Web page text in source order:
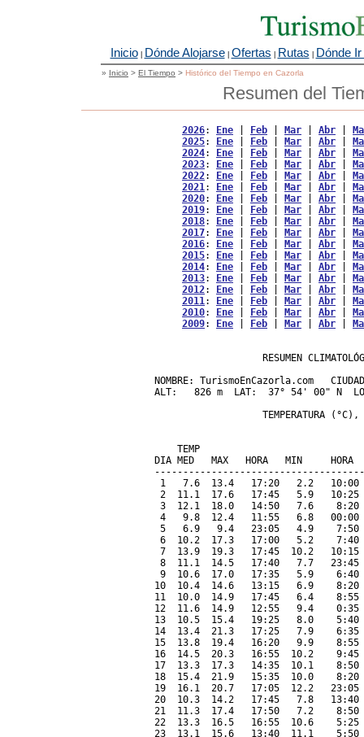
Inicio| Dónde Alojarse| Ofertas | Rutas | Dónde
» Inicio > El Tiempo > Histórico del Tiempo en Cazorla
Resumen del
2026: Ene Feb Mar Abr
2025: Ene Feb Mar Abr
2024: Ene Feb Mar Abr
2023: Ene Feb Mar Abr
2022: Ene Feb Mar Abr
2021: Ene Feb Mar Abr
2020: Ene Feb Mar Abr
2019: Ene Feb Mar Abr
2018: Ene Feb Mar Abr
2017: Ene Feb Mar Abr
2016: Ene Feb Mar Abr
2015: Ene Feb Mar Abr
2014: Ene Feb Mar Abr
2013: Ene Feb Mar Abr
2012: Ene Feb Mar Abr
2011: Ene Feb Mar Abr
2010: Ene Feb Mar Abr
2009: Ene Feb Mar Abr
RESUMEN
NOMBRE: TurismoEnCazorla.com
ALT:   826 m  LAT:  37° 54' 00" N
TEMPERATURA
TEMP
DIA MED   MAX   HORA   MIN
1   7.6  13.4   17:20   2.2
2  11.1  17.6   17:45   5.9
3  12.1  18.0   14:50   7.6
4   9.8  12.4   11:55   6.8   00:00
5   6.9   9.4   23:05   4.9    7:50
6  10.2  17.3   17:00   5.2
7  13.9  19.3   17:45  10.2
8  11.1  14.5   17:40   7.7
9  10.6  17.0   17:35   5.9
10  10.4  14.6   13:15   6.9
11  10.0  14.9   17:45   6.4
12  11.6  14.9   12:55   9.4
13  10.5  15.4   19:25   8.0
14  13.4  21.3   17:25   7.9
15  13.8  19.4   16:20   9.9
16  14.5  20.3   16:55  10.2
17  13.3  17.3   14:35  10.1
18  15.4  21.9   15:35  10.0
19  16.1  20.7   17:05  12.2
20  10.3  14.2   17:45   7.8
21  11.3  17.4   17:50   7.2
22  13.3  16.5   16:55  10.6
23  13.1  15.6   13:40  11.1